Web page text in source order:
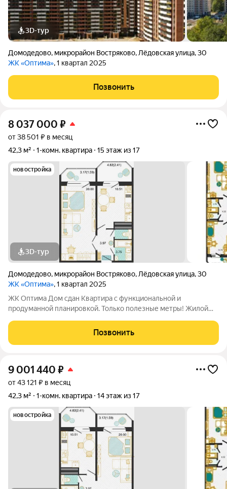
3D-тур
Домодедово, микрорайон Востряково, Лёдовская улица,30
ЖК «Оптима», 1 квартал 2025
Позвонить
8 037 000 ₽
от 38 501 ₽ в месяц
42,3 м²
1-комн. квартира 15 этаж из 17
новостройка
3D-тур
Домодедово, микрорайон Востряково, Лёдовская улица,30
ЖК «Оптима», 1 квартал 2025
ЖК Оптима Дом сдан Квартира с функциональной и
продуманной планировкой. Только полезные метры! Жилой
бурлящем жизнью городе. Рядом лес, пруд и городской парк
«Елочки». В непосредственной близости
Позвонить
9 001 440 ₽
от 43 121 ₽ в месяц
42,3 м²
1-комн. квартира 14 этаж из 17
новостройка